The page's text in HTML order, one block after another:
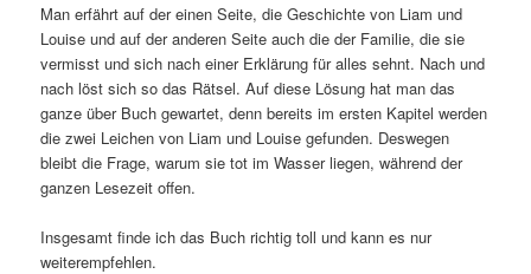
Man erfährt auf der einen Seite, die Geschichte von Liam und
Louise und auf der anderen Seite auch die der Familie, die sie
vermisst und sich nach einer Erklärung für alles sehnt. Nach und
nach löst sich so das Rätsel. Auf diese Lösung hat man das
ganze über Buch gewartet, denn bereits im ersten Kapitel werden
die zwei Leichen von Liam und Louise gefunden. Deswegen
bleibt die Frage, warum sie tot im Wasser liegen, während der
ganzen Lesezeit offen.
Insgesamt finde ich das Buch richtig toll und kann es nur
weiterempfehlen.